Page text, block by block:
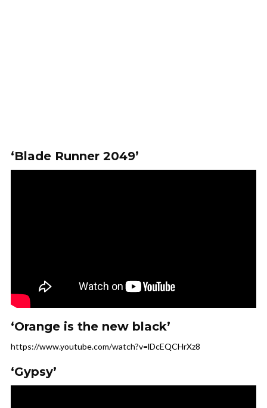
‘Blade Runner 2049’
‘Orange is the new black’
https://www.youtube.com/watch?v=lDcEQCHrXz8
‘Gypsy’